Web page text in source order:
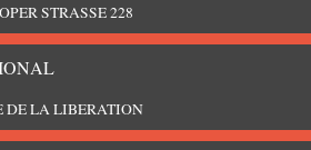
STRASSE 228
DE LA LIBERATION